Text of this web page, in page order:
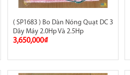
( SP1683 ) Bo Dàn Nóng Quạt DC 3
Dây Máy 2.0Hp Và 2.5Hp
3,650,000₫